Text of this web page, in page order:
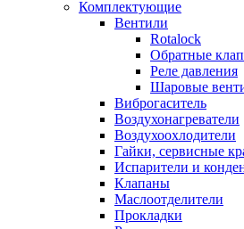
Комплектующие
Вентили
Rotalock
Обратные
Реле давления
Шаровые
Виброгаситель
Воздухонагреватели
Воздухоохлодители
Гайки, сервисные
Испарители и
Клапаны
Маслоотделители
Прокладки